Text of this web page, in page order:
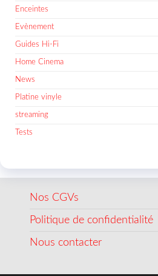
Enceintes
Evènement
Guides Hi-Fi
Home Cinema
News
Platine vinyle
streaming
Tests
Nos CGVs
Politique de confidentialité
Nous contacter